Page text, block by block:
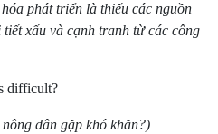
phát triển là thiếu các nguồn
xấu và cạnh tranh từ các công
difficult?
dân gặp khó khăn?)